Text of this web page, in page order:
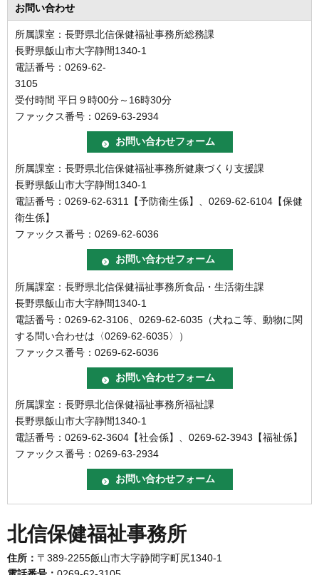
北信州からごきげんよう
所属課室：長野県北信保健福祉事務所総務課
長野県飯山市大字静間1340-1
電話番号：0269-62-
受付時間 平日９時00分～16時30分
所属課室：長野県北信保健福祉事務所健康づくり支援課
長野県飯山市大字静間1340-1
電話番号：0269-62-6311【予防衛生係】、0269-62-6104【保健
衛生係】
所属課室：長野県北信保健福祉事務所食品・生活衛生課
長野県飯山市大字静間1340-1
電話番号：0269-62-3106、0269-62-6035（犬ねこ等、動物に関
ファックス番号：0269-62-6036
所属課室：長野県北信保健福祉事務所福祉課
電話番号：0269-62-3604【社会係】、0269-62-3943【福祉係】